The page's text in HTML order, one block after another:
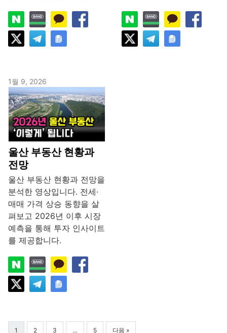
1월 9, 2026
울산 부동산 현황과
전망
울산 부동산 현황과 전망을
분석한 영상입니다. 전세·
매매 가격 상승 동향을 살
펴보고 2026년 이후 시장
예측을 통해 투자 인사이트
를 제공합니다.
1 2 3 … 5 다음 »